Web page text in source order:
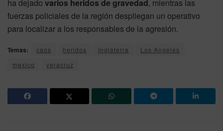
ha dejado varios heridos de gravedad, mientras las
fuerzas policiales de la región despliegan un operativo
para localizar a los responsables de la agresión.
Temas: caos heridos Inglaterra
Los Angeles
mexico
veracruz